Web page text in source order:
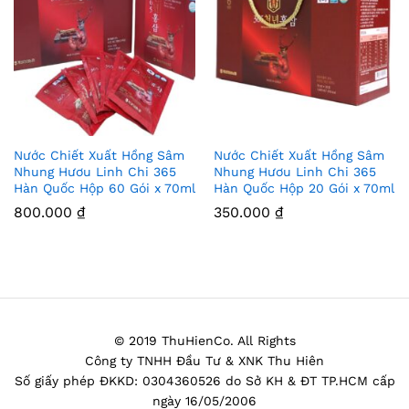
Thê
m
Nước Chiết Xuất Hồng Sâm
Nhung Hươu Linh Chi 365
Hàn Quốc Hộp 60 Gói x 70ml
800.000 ₫
Thê
m
Nước Chiết Xuất Hồng Sâm
Nhung Hươu Linh Chi 365
Hàn Quốc Hộp 20 Gói x 70ml
350.000 ₫
© 2019 ThuHienCo. All Rights
Công ty TNHH Đầu Tư & XNK Thu Hiên
Số giấy phép ĐKKD: 0304360526 do Sở KH & ĐT TP.HCM cấp
ngày 16/05/2006